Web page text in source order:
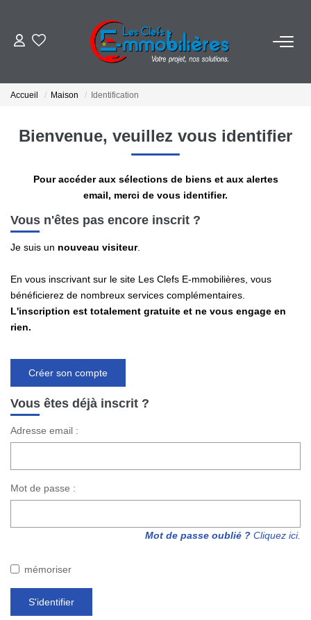
VENDRE
EMPLOI
Nos Actualités
Accueil Maison Identification
Bienvenue, veuillez vous identifier
Pour accéder aux sélections de biens et aux alertes
email, merci de vous identifier.
Vous n'êtes pas encore inscrit ?
Je suis un nouveau visiteur.
En vous inscrivant sur le site Les Clefs E-mmobilières, vous
bénéficierez de nombreux services complémentaires.
L'inscription est totalement gratuite et ne vous engage en
rien.
Créer son compte
Vous êtes déjà inscrit ?
Adresse email :
Mot de passe :
Mot de passe oublié ? Cliquez ici.
mémoriser
S'identifier